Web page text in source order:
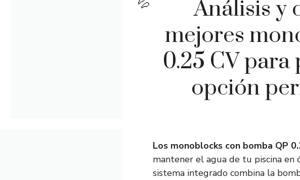
Análisis y
mejores
0.25 CV para
opción
Los monoblocks con bomba QP
mantener el agua de tu piscina
sistema integrado combina la